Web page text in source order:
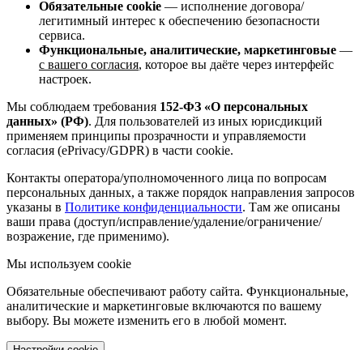
Обязательные cookie — исполнение договора/
легитимный интерес к обеспечению безопасности
сервиса.
Функциональные, аналитические, маркетинговые —
с вашего согласия, которое вы даёте через интерфейс
настроек.
Мы соблюдаем требования 152-ФЗ «О персональных
данных» (РФ). Для пользователей из иных юрисдикций
применяем принципы прозрачности и управляемости
согласия (ePrivacy/GDPR) в части cookie.
Контакты оператора/уполномоченного лица по вопросам
персональных данных, а также порядок направления запросов
указаны в Политике конфиденциальности. Там же описаны
ваши права (доступ/исправление/удаление/ограничение/
возражение, где применимо).
Мы используем cookie
Обязательные обеспечивают работу сайта. Функциональные,
аналитические и маркетинговые включаются по вашему
выбору. Вы можете изменить его в любой момент.